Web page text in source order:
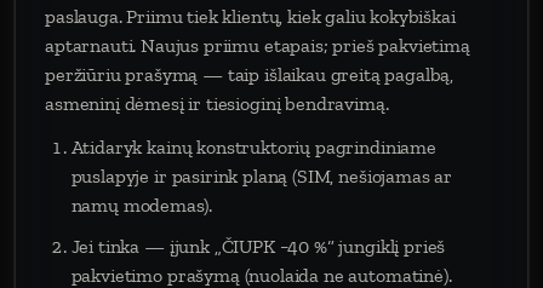
paslauga. Priimu tiek klientų, kiek galiu kokybiškai
aptarnauti. Naujus priimu etapais; prieš pakvietimą
peržiūriu prašymą — taip išlaikau greitą pagalbą,
asmeninį dėmesį ir tiesioginį bendravimą.
Atidaryk kainų konstruktorių pagrindiniame
puslapyje ir pasirink planą (SIM, nešiojamas ar
namų modemas).
Jei tinka — įjunk „ČIUPK −40 %“ jungiklį prieš
pakvietimo prašymą (nuolaida ne automatinė).